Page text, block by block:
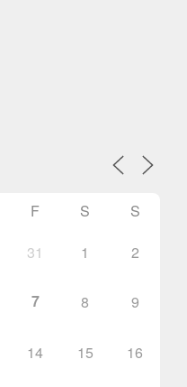
F S
S
31 1 2
7 8 9
14 15 16